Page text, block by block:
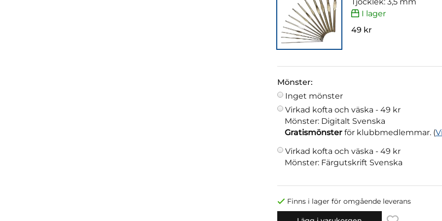
I lager
49 kr
Mönster:
Inget mönster
Virkad kofta och väska - 49 kr
Mönster: Digitalt Svenska
Gratismönster för klubbmedlemmar. (
Virkad kofta och väska - 49 kr
Mönster: Färgutskrift Svenska
Finns i lager för omgående leverans